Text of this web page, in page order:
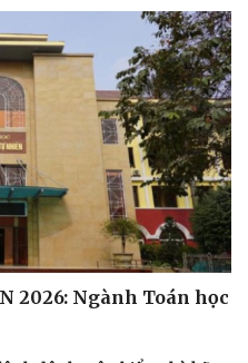
Thời trang
Sao Việt
2026: Ngành Toán học